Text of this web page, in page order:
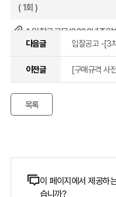
( 1회 )
( 1회 )
( 1회 )
3.계약조건(2026년중앙보
다음글
이전글
목록
콘 이 페이지에서 제공하
습니까?